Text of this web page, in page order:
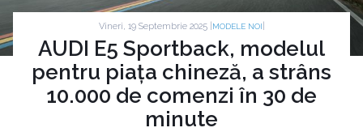
Vineri, 19 Septembrie 2025 | MODELE NOI
AUDI E5 Sportback, modelul
pentru piața chineză, a strâns
10.000 de comenzi în 30 de
minute